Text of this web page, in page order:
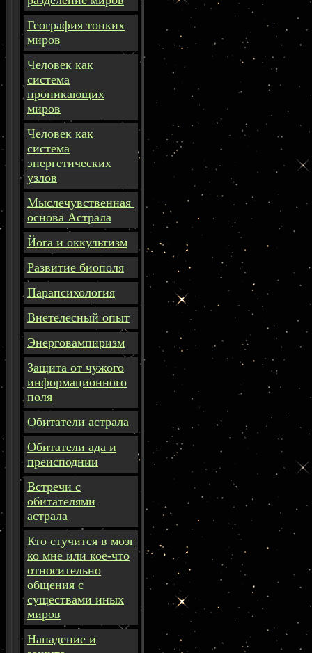
География тонких
миров
Человек как
система
проникающих
миров
Человек как
система
энергетических
узлов
Мыслечувственная
основа Астрала
Йога и оккультизм
Развитие биополя
Парапсихология
Внетелесный опыт
Энерговампиризм
Защита от чужого
информационного
поля
Обитатели астрала
Обитатели ада и
преисподнии
Встречи с
обитателями
астрала
Кто стучится в мозг
ко мне или кое-что
относительно
общения с
существами иных
миров
Нападение и